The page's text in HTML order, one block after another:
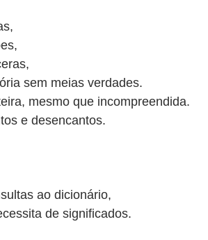
sem meias verdades.
mesmo que incompreendida.
e desencantos.
ao dicionário,
de significados.